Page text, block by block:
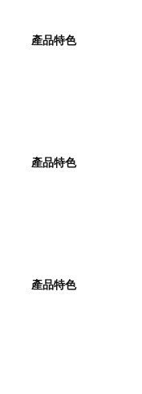
產品特色
產品特色
產品特色